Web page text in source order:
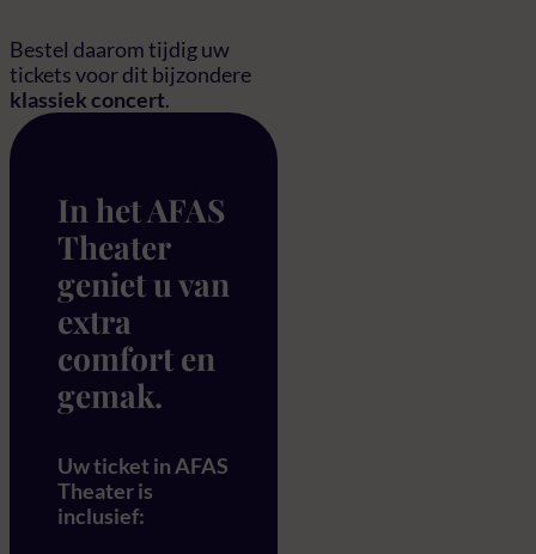
Bestel daarom tijdig uw
tickets voor dit bijzondere
klassiek concert.
In het AFAS
Theater
geniet u van
extra
comfort en
gemak.
Uw ticket in AFAS
Theater is
inclusief: